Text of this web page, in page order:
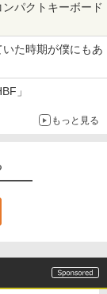
パクトキーボード
た時期が僕にもあ
」
もっと見る